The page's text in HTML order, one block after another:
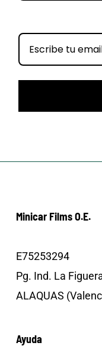
Minicar Films O.E.
E75253294
Pg. Ind. La
ALAQUAS
Ayuda